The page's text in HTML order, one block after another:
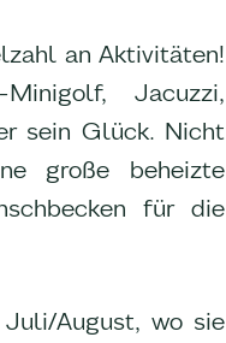
an Aktivitäten!
Minigolf, Jacuzzi,
sein Glück. Nicht
große beheizte
für die
August, wo sie